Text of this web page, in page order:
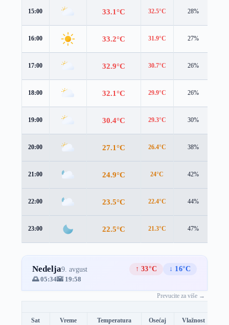
15:00 33.1°C 32.5°C 28%
16:00 33.2°C 31.9°C 27%
17:00 32.9°C 30.7°C 26%
18:00 32.1°C 29.9°C 26%
19:00 30.4°C 29.3°C 30%
20:00 27.1°C 26.4°C 38%
21:00 24.9°C 24°C 42%
22:00 23.5°C 22.4°C 44%
23:00 22.5°C 21.3°C 47%
Nedelja9. avgust ↑ 33°C
↓ 16°C
🌅 05:34🌇 19:58
Prevucite za više →
Sat Vreme Temperatura Osećaj Vlažnost